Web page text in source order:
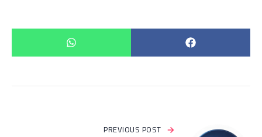
PREVIOUS POST